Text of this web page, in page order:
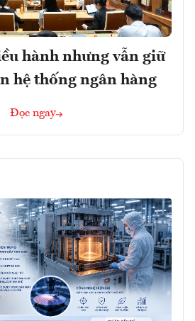
hành nhưng vẫn giữ
hệ thống ngân hàng
Đọc ngay